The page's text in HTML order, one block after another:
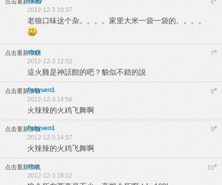
点击重新加载 6
2012-12-3 10:37
老狼口味这个杂。。。。家里大米一袋一袋的。。。。
点击重新加载 7#
sbyk
2012-12-3 12:02
這火雞是神話館的吧？貌似不錯的說
点击重新加载 8#
fishyuen1
2012-12-3 14:56
火辣辣的火鸡飞舞啊
点击重新加载 9#
fishyuen1
2012-12-3 14:57
火辣辣的火鸡飞舞啊
点击重新加载 10#
styx
2012-12-3 18:12